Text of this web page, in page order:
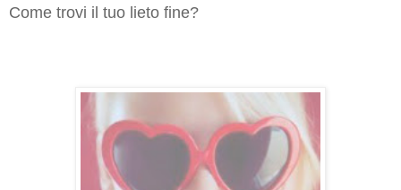
Come trovi il tuo lieto fine?